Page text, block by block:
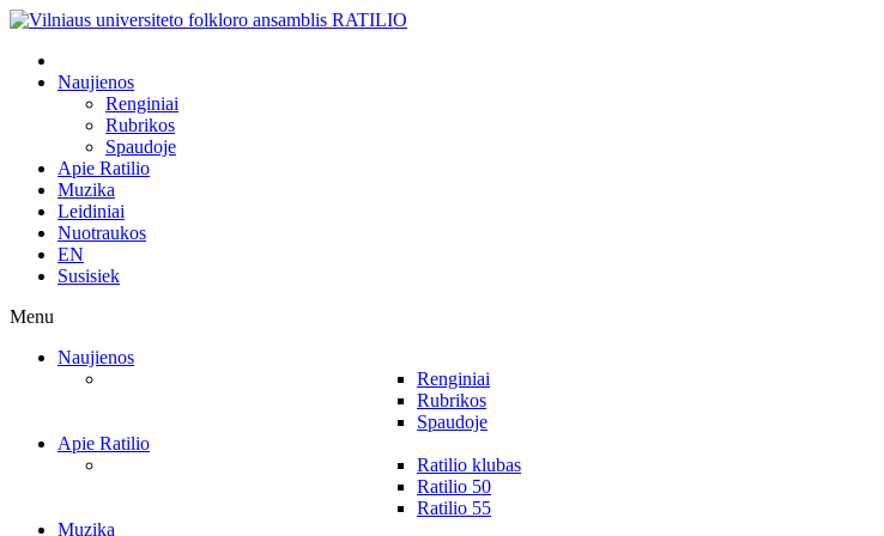
Naujienos
Renginiai
Rubrikos
Spaudoje
Apie Ratilio
Muzika
Leidiniai
Nuotraukos
EN
Susisiek
Menu
Naujienos
Renginiai
Rubrikos
Spaudoje
Apie Ratilio
Ratilio klubas
Ratilio 50
Ratilio 55
Muzika